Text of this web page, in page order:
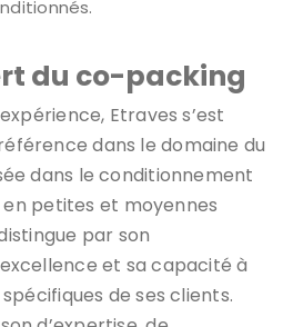
du co-packing
Etraves s’est
dans le domaine du
dans le conditionnement
petites et moyennes
par son
et sa capacité à
de ses clients.